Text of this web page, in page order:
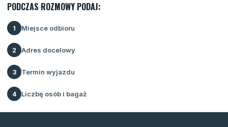
PODCZAS ROZMOWY PODAJ:
1 Miejsce odbioru
2 Adres docelowy
3 Termin wyjazdu
4 Liczbę osób i bagaż